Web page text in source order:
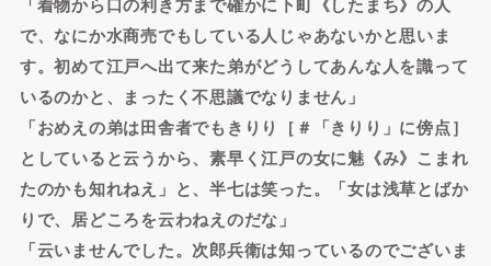
で、なにか水商売でもしている人じゃあないかと思いま
す。初めて江戸へ出て来た弟がどうしてあんな人を識って
いるのかと、まったく不思議でなりません」
「おめえの弟は田舎者でもきりり［＃「きりり」に傍点］
としていると云うから、素早く江戸の女に魅《み》こまれ
たのかも知れねえ」と、半七は笑った。「女は浅草とばか
りで、居どころを云わねえのだな」
「云いませんでした。次郎兵衛は知っているのでございま